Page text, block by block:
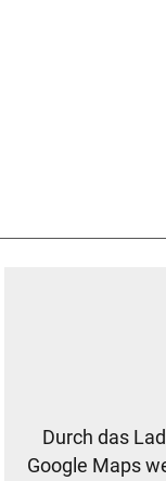
Durch das
Google Maps